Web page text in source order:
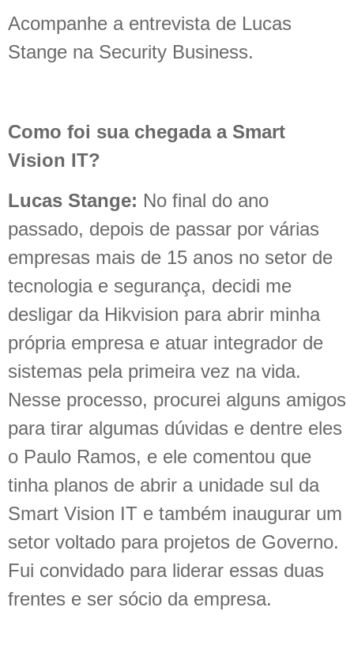
Acompanhe a entrevista de Lucas
Stange na Security Business.
Como foi sua chegada a Smart
Vision IT?
Lucas Stange: No final do ano
passado, depois de passar por várias
empresas mais de 15 anos no setor de
tecnologia e segurança, decidi me
desligar da Hikvision para abrir minha
própria empresa e atuar integrador de
sistemas pela primeira vez na vida.
Nesse processo, procurei alguns amigos
para tirar algumas dúvidas e dentre eles
o Paulo Ramos, e ele comentou que
tinha planos de abrir a unidade sul da
Smart Vision IT e também inaugurar um
setor voltado para projetos de Governo.
Fui convidado para liderar essas duas
frentes e ser sócio da empresa.